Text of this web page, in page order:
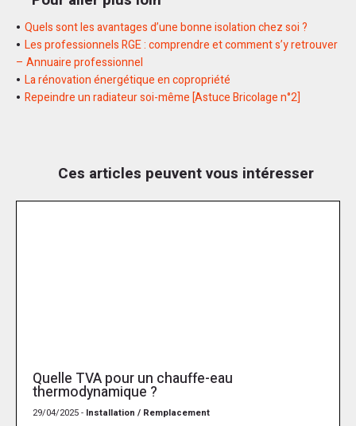
Quels sont les avantages d’une bonne isolation chez soi ?
Les professionnels RGE : comprendre et comment s’y retrouver
– Annuaire professionnel
La rénovation énergétique en copropriété
Repeindre un radiateur soi-même [Astuce Bricolage n°2]
Ces articles peuvent vous intéresser
Quelle TVA pour un chauffe-eau
thermodynamique ?
29/04/2025 - Installation / Remplacement